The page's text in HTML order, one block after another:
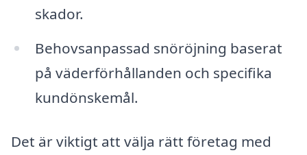
skador.
Behovsanpassad snöröjning baserat
på väderförhållanden och specifika
kundönskemål.
Det är viktigt att välja rätt företag med